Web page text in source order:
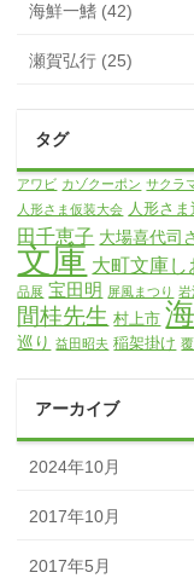
海鮮一鰭 (42)
瀬賀弘行 (25)
タグ
アワビ カゾクーポン サクラ
人形さま仮装大会 人形さま
田千恵子 大場喜代司
文庫 大町文庫し
品展 宝田明 屏風まつり
間桂先生 村上市
巡り
益田昭夫 稲架掛け
アーカイブ
2024年10月
2017年10月
2017年5月